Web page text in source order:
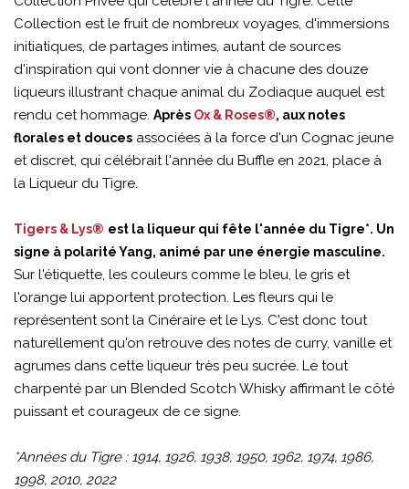
Collection est le fruit de nombreux voyages, d'immersions
initiatiques, de partages intimes, autant de sources
d'inspiration qui vont donner vie à chacune des douze
liqueurs illustrant chaque animal du Zodiaque auquel est
rendu cet hommage. Après Ox & Roses®, aux notes
florales et douces associées à la force d'un Cognac jeune
et discret, qui célébrait l'année du Buffle en 2021, place à
la Liqueur du Tigre.
Tigers & Lys® est la liqueur qui fête l'année du Tigre*. Un
signe à polarité Yang, animé par une énergie masculine.
Sur l'étiquette, les couleurs comme le bleu, le gris et
l'orange lui apportent protection. Les fleurs qui le
représentent sont la Cinéraire et le Lys. C'est donc tout
naturellement qu'on retrouve des notes de curry, vanille et
agrumes dans cette liqueur très peu sucrée. Le tout
charpenté par un Blended Scotch Whisky affirmant le côté
puissant et courageux de ce signe.
*Années du Tigre : 1914, 1926, 1938, 1950, 1962, 1974, 1986,
1998, 2010, 2022